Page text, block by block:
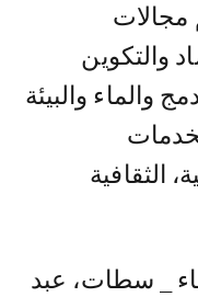
مجالات
والتكوين
والماء والبيئة
الثقافية
_ سطات، عبد